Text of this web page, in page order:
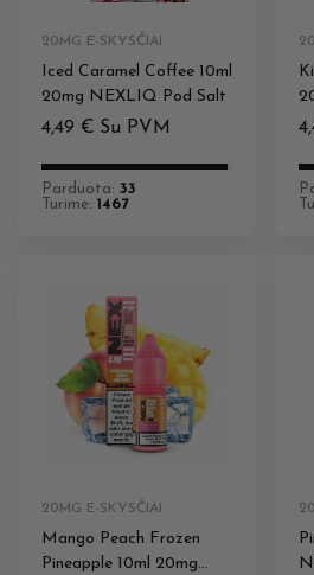
20MG E-SKYSČIAI
Iced Caramel Coffee 10ml
20mg NEXLIQ Pod Salt
4,49 € Su PVM
Parduota: 33
Turime: 1467
20MG E-SKYSČIAI
Mango Peach Frozen
Pineapple 10ml 20mg